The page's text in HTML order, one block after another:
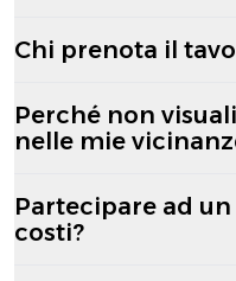
Chi prenota il
Perché non
nelle mie
Partecipare ad
costi?